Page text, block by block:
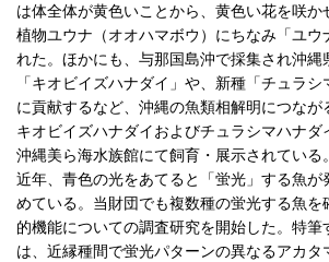
は体全体が黄色いことから、黄色い花を咲か
植物ユウナ（オオハマボウ）にちなみ「ユウ
れた。ほかにも、与那国島沖で採集され沖縄
「キオビイズハナダイ」や、新種「チュラ
に貢献するなど、沖縄の魚類相解明につなが
キオビイズハナダイおよびチュラシマハナダ
沖縄美ら海水族館にて飼育・展示されている。
近年、青色の光をあてると「蛍光」する魚が
めている。当財団でも複数種の蛍光する魚を
的機能についての調査研究を開始した。特筆
は、近縁種間で蛍光パターンの異なるアカタ